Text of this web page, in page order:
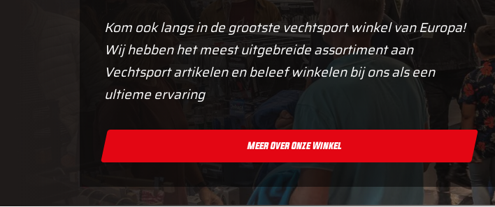
Kom ook langs in de grootste vechtsport winkel van Europa!
Wij hebben het meest uitgebreide assortiment aan
Vechtsport artikelen en beleef winkelen bij ons als een
ultieme ervaring
Meer Over Onze Winkel